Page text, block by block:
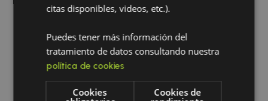
citas disponibles, videos, etc.).
Puedes tener más información del
tratamiento de datos consultando nuestra
política de cookies
Cookies
Cookies de